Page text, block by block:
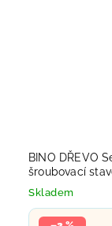
BINO DŘEVO
šroubovací
Skladem